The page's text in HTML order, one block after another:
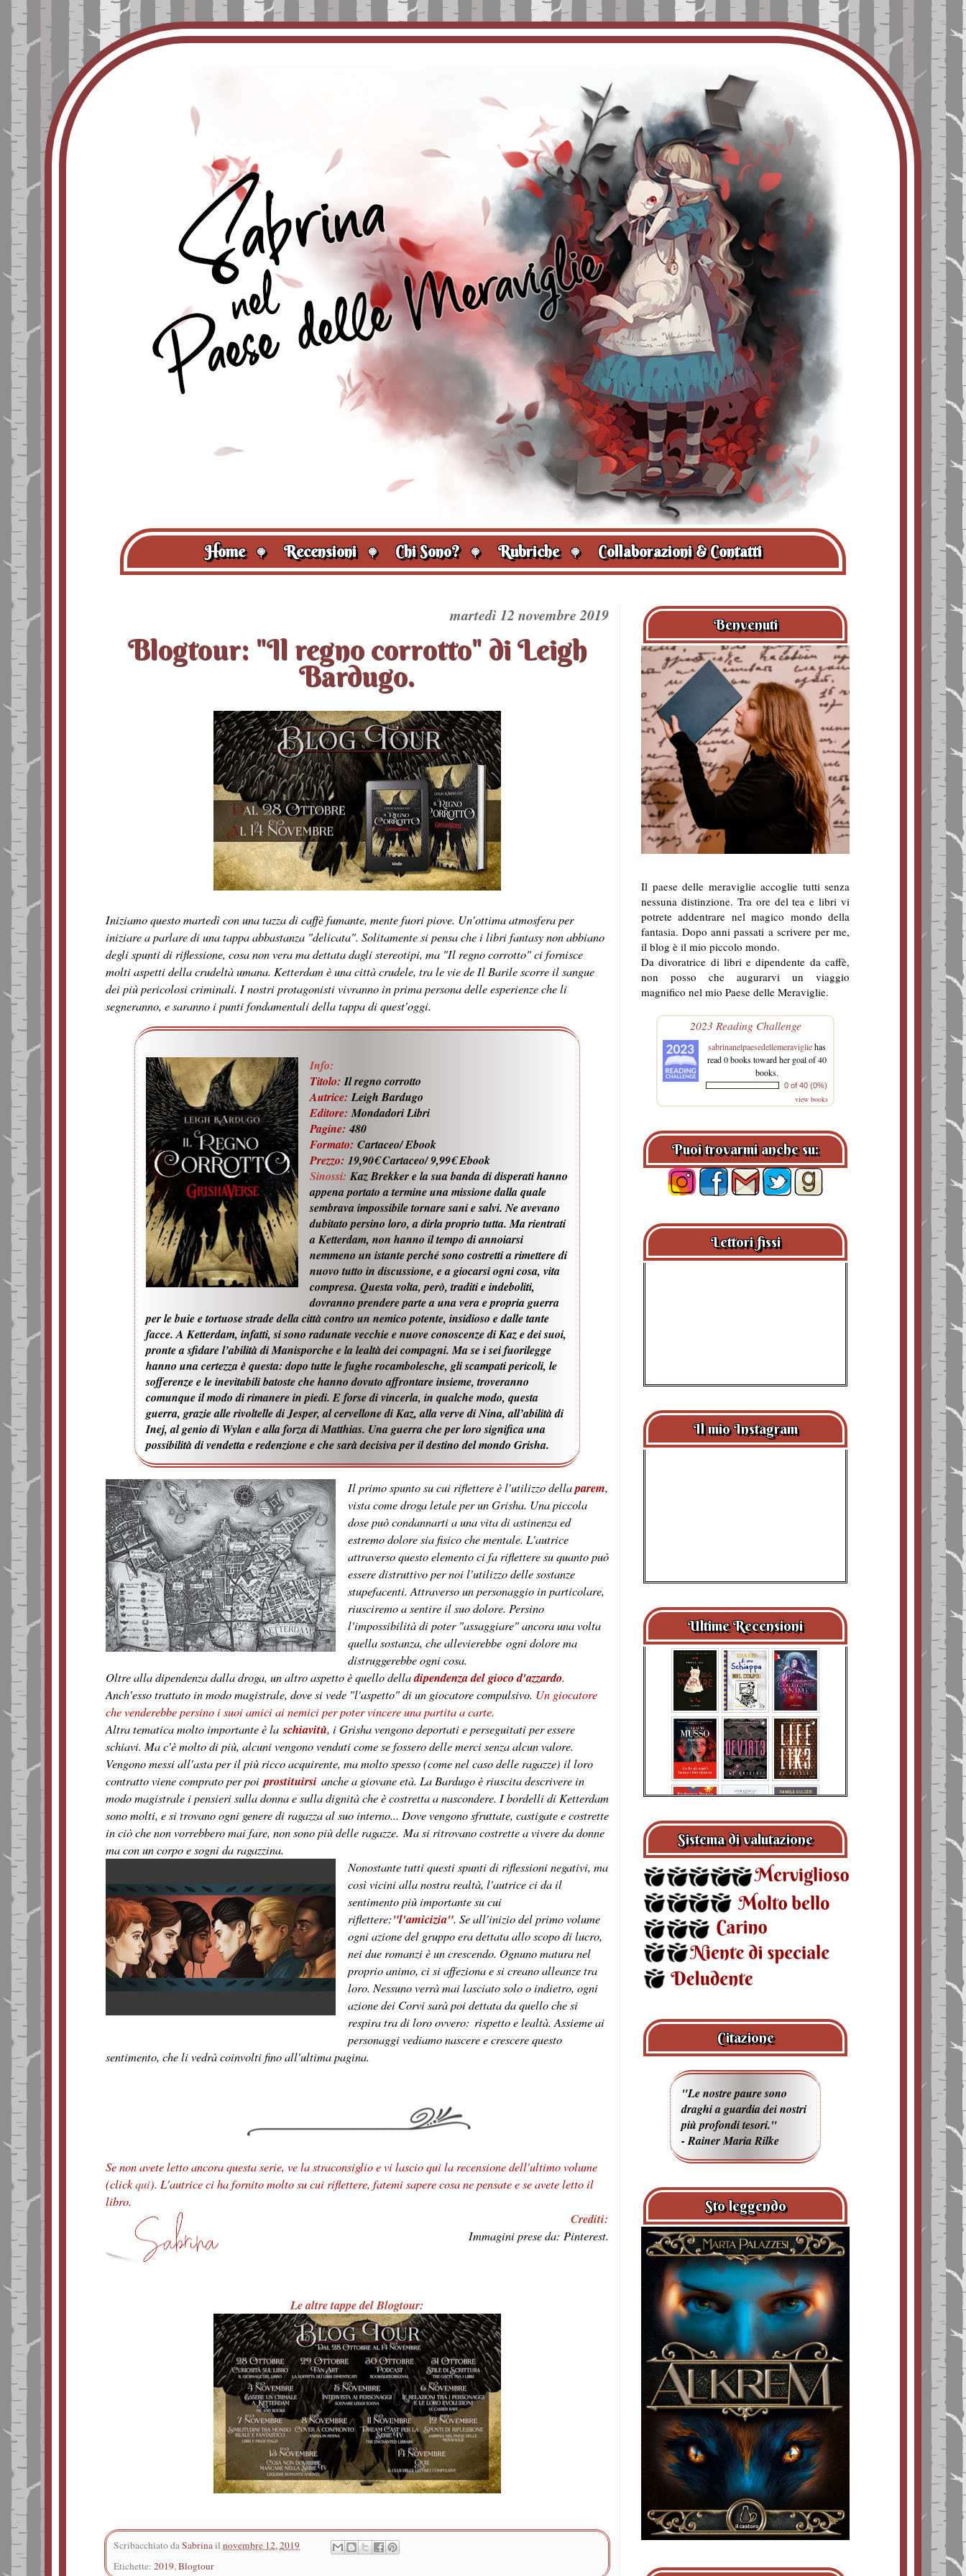
Home 🍭 Recensioni 🍭 Chi Sono? 🍭 Rubriche 🍭 Collaborazioni & Contatti
martedì 12 novembre 2019
Blogtour: "Il regno corrotto" di Leigh
Bardugo.
Iniziamo questo martedì con una tazza di caffè fumante, mente fuori piove. Un'ottima atmosfera per
iniziare a parlare di una tappa abbastanza "delicata". Solitamente si pensa che i libri fantasy non abbiano
degli spunti di riflessione, cosa non vera ma dettata dagli stereotipi, ma "Il regno corrotto" ci fornisce
molti aspetti della crudeltà umana. Ketterdam è una città crudele, tra le vie de Il Barile scorre il sangue
dei più pericolosi criminali. I nostri protagonisti vivranno in prima persona delle esperienze che li
segneranno, e saranno i punti fondamentali della tappa di quest'oggi.
Info:
Titolo:Il regno corrotto
Autrice:Leigh Bardugo
Editore:Mondadori Libri
Pagine: 480
Formato: Cartaceo/ Ebook
Prezzo: 19,90€ Cartaceo/ 9,99€ Ebook
Sinossi:Kaz Brekker e la sua banda di disperati hanno
appena portato a termine una missione dalla quale
sembrava impossibile tornare sani e salvi. Ne avevano
dubitato persino loro, a dirla proprio tutta. Ma rientrati
a Ketterdam, non hanno il tempo di annoiarsi
nemmeno un istante perché sono costretti a rimettere di
nuovo tutto in discussione, e a giocarsi ogni cosa, vita
compresa. Questa volta, però, traditi e indeboliti,
dovranno prendere parte a una vera e propria guerra
per le buie e tortuose strade della città contro un nemico potente, insidioso e dalle tante
facce. A Ketterdam, infatti, si sono radunate vecchie e nuove conoscenze di Kaz e dei suoi,
pronte a sfidare l’abilità di Manisporche e la lealtà dei compagni. Ma se i sei fuorilegge
hanno una certezza è questa: dopo tutte le fughe rocambolesche, gli scampati pericoli, le
sofferenze e le inevitabili batoste che hanno dovuto affrontare insieme, troveranno
comunque il modo di rimanere in piedi. E forse di vincerla, in qualche modo, questa
guerra, grazie alle rivoltelle di Jesper, al cervellone di Kaz, alla verve di Nina, all’abilità di
Inej, al genio di Wylan e alla forza di Matthias. Una guerra che per loro significa una
possibilità di vendetta e redenzione e che sarà decisiva per il destino del mondo Grisha.
Il primo spunto su cui riflettere è l'utilizzo dellaparem,
vista come droga letale per un Grisha. Una piccola
dose può condannarti a una vita di astinenza ed
estremo dolore sia fisico che mentale. L'autrice
attraverso questo elemento ci fa riflettere su quanto può
essere distruttivo per noi l'utilizzo delle sostanze
stupefacenti. Attraverso un personaggio in particolare,
riusciremo a sentire il suo dolore. Persino
l'impossibilità di poter "assaggiare" ancora una volta
quella sostanza, che allevierebbe ogni dolore ma
distruggerebbe ogni cosa.
Oltre alla dipendenza dalla droga, un altro aspetto è quello delladipendenza del gioco d'azzardo.
Anch'esso trattato in modo magistrale, dove si vede "l'aspetto" di un giocatore compulsivo. Un giocatore
che venderebbe persino i suoi amici ai nemici per poter vincere una partita a carte.
Altra tematica molto importante è laschiavitù, i Grisha vengono deportati e perseguitati per essere
schiavi. Ma c'è molto di più, alcuni vengono venduti come se fossero delle merci senza alcun valore.
Vengono messi all'asta per il più ricco acquirente, ma molto spesso (come nel caso delle ragazze) il loro
contratto viene comprato per poi prostituirsi anche a giovane età. La Bardugo è riuscita descrivere in
modo magistrale i pensieri sulla donna e sulla dignità che è costretta a nascondere. I bordelli di Ketterdam
sono molti, e si trovano ogni genere di ragazza al suo interno... Dove vengono sfruttate, castigate e costrette
in ciò che non vorrebbero mai fare, non sono più delle ragazze. Ma si ritrovano costrette a vivere da donne
ma con un corpo e sogni da ragazzina.
Nonostante tutti questi spunti di riflessioni negativi, ma
così vicini alla nostra realtà, l'autrice ci da il
sentimento più importante su cui
riflettere:"l'amicizia". Se all'inizio del primo volume
ogni azione del gruppo era dettata allo scopo di lucro,
nei due romanzi è un crescendo. Ognuno matura nel
proprio animo, ci si affeziona e si creano alleanze tra
loro. Nessuno verrà mai lasciato solo o indietro, ogni
azione dei Corvi sarà poi dettata da quello che si
respira tra di loro ovvero: rispetto e lealtà. Assieme ai
personaggi vediamo nascere e crescere questo
sentimento, che li vedrà coinvolti fino all'ultima pagina.
Se non avete letto ancora questa serie, ve la straconsiglio e vi lascio qui la recensione dell'ultimo volume
(clickqui). L'autrice ci ha fornito molto su cui riflettere, fatemi sapere cosa ne pensate e se avete letto il
libro.
Crediti:
Immagini prese da: Pinterest.
Le altre tappe del Blogtour:
Scribacchiato daSabrinail novembre 12, 2019
Etichette: 2019,Blogtour
Benvenuti
Il paese delle meraviglie accoglie tutti senza
nessuna distinzione. Tra ore del tea e libri vi
potrete addentrare nel magico mondo della
fantasia. Dopo anni passati a scrivere per me,
il blog è il mio piccolo mondo.
Da divoratrice di libri e dipendente da caffè,
non posso che augurarvi un viaggio
magnifico nel mio Paese delle Meraviglie.
2023 Reading Challenge
sabrinanelpaesedellemeravigliehas
read 0 books toward her goal of 40
books.
0 of 40 (0%)
view books
Puoi trovarmi anche su:
Lettori fissi
Il mio Instagram
Ultime Recensioni
Sistema di valutazione
Citazione
"Le nostre paure sono
draghi a guardia dei nostri
più profondi tesori."
- Rainer Maria Rilke
Sto leggendo